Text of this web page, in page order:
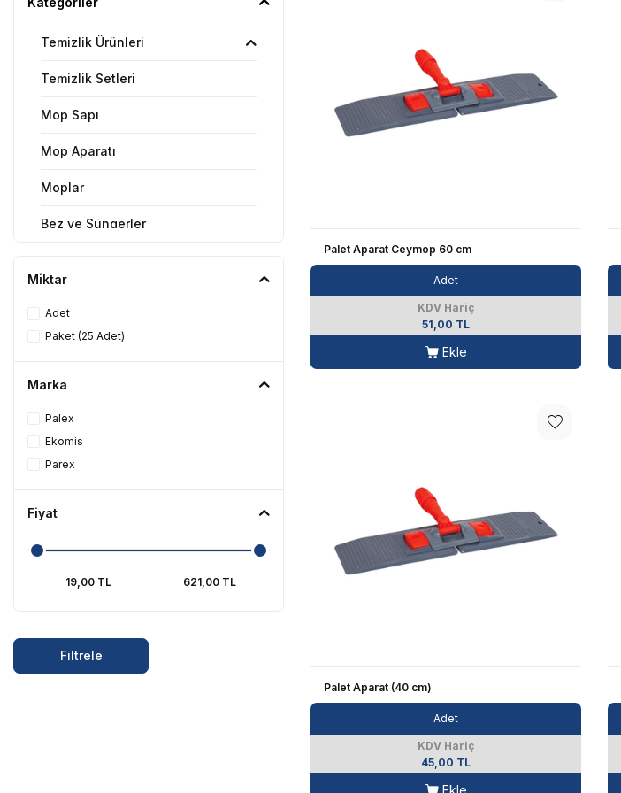
Temizlik Ürünleri
Temizlik Setleri
Mop Sapı
Mop Aparatı
Moplar
Bez ve Süngerler
Cam Temizleyiciler
Koruyucu Örtü
Miktar
Adet
Paket (25 Adet)
Marka
Palex
Ekomis
Parex
Fiyat
Filtrele
Palet Aparat Ceymop 60 cm
Adet
KDV Hariç
51,00 TL
Ekle
Palet Aparat (40 cm)
Adet
KDV Hariç
45,00 TL